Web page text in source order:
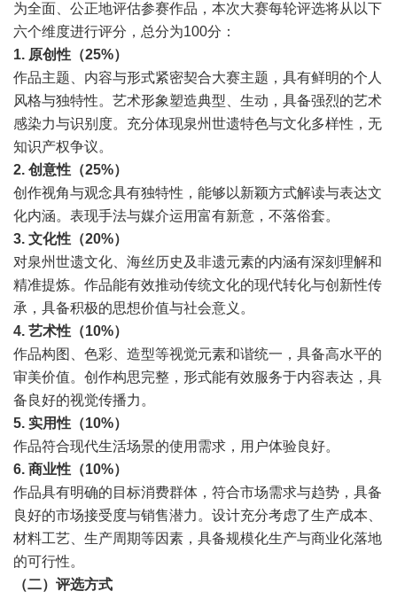
为全面、公正地评估参赛作品，本次大赛每轮评选将从以下
六个维度进行评分，总分为100分：
1. 原创性（25%）
作品主题、内容与形式紧密契合大赛主题，具有鲜明的个人
风格与独特性。艺术形象塑造典型、生动，具备强烈的艺术
感染力与识别度。充分体现泉州世遗特色与文化多样性，无
知识产权争议。
2. 创意性（25%）
创作视角与观念具有独特性，能够以新颖方式解读与表达文
化内涵。表现手法与媒介运用富有新意，不落俗套。
3. 文化性（20%）
对泉州世遗文化、海丝历史及非遗元素的内涵有深刻理解和
精准提炼。作品能有效推动传统文化的现代转化与创新性传
承，具备积极的思想价值与社会意义。
4. 艺术性（10%）
作品构图、色彩、造型等视觉元素和谐统一，具备高水平的
审美价值。创作构思完整，形式能有效服务于内容表达，具
备良好的视觉传播力。
5. 实用性（10%）
作品符合现代生活场景的使用需求，用户体验良好。
6. 商业性（10%）
作品具有明确的目标消费群体，符合市场需求与趋势，具备
良好的市场接受度与销售潜力。设计充分考虑了生产成本、
材料工艺、生产周期等因素，具备规模化生产与商业化落地
的可行性。
（二）评选方式